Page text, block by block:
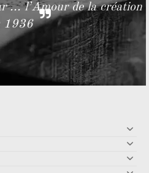
... l’Amour de la création
1936